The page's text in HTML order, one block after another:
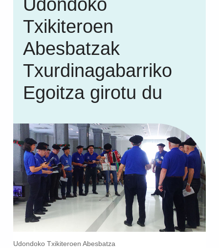
Udondoko
Txikiteroen
Abesbatzak
Txurdinagabarriko
Egoitza girotu du
Udondoko Txikiteroen Abesbatza